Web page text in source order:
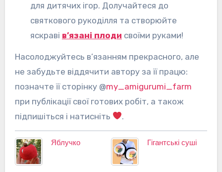
для дитячих ігор. Долучайтеся до
святкового рукоділля та створюйте
яскраві в’язані плоди своїми руками!
Насолоджуйтесь в’язанням прекрасного, але
не забудьте віддячити автору за її працю:
позначте її сторінку @my_amigurumi_farm
при публікації свої готових робіт, а також
підпишіться і натисніть
.
Яблучко Гігантські суші